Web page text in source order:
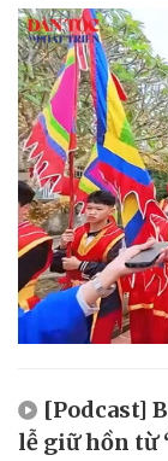
[Podcast]
lễ giữ hồn từ